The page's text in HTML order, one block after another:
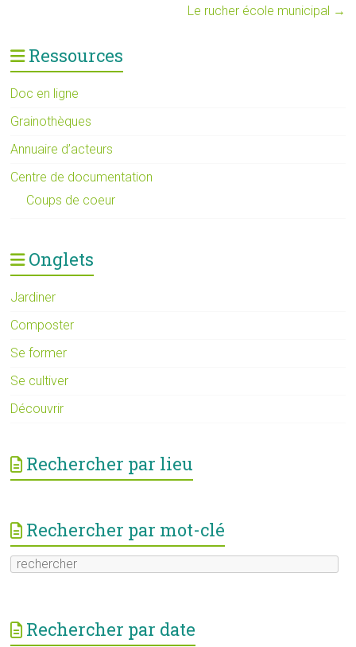
Le rucher école municipal →
Ressources
Doc en ligne
Grainothèques
Annuaire d’acteurs
Centre de documentation
Coups de coeur
Onglets
Jardiner
Composter
Se former
Se cultiver
Découvrir
Rechercher par lieu
Rechercher par mot-clé
Rechercher par date